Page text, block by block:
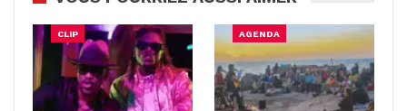
CLIP AGENDA